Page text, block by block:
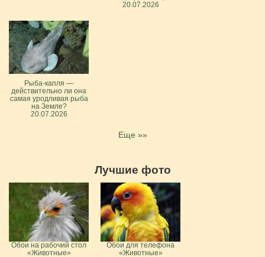
20.07.2026
Рыба-капля —
действительно ли она
самая уродливая рыба
на Земле?
20.07.2026
Еще »»
Лучшие фото
Обои на рабочий стол
«Животные»
Обои для телефона
«Животные»